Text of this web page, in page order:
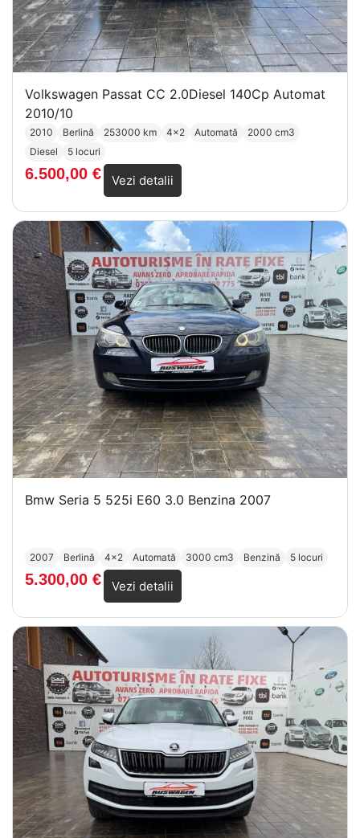
Volkswagen Passat CC 2.0Diesel 140Cp Automat
2010/10
2010 Berlină 253000 km 4x2 Automată
2000 cm3
Diesel
5 locuri
6.500,00 € Vezi detalii
Bmw Seria 5 525i E60 3.0 Benzina 2007
2007 Berlină 4x2 Automată 3000 cm3 Benzină 5 locuri
5.300,00 € Vezi detalii